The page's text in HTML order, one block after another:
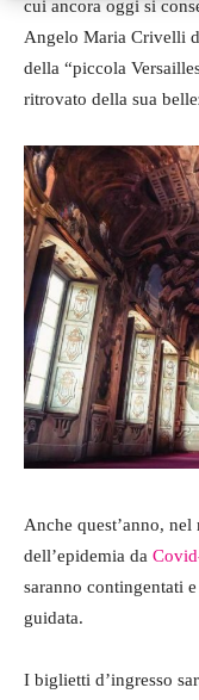
cui ancora oggi si
Angelo Maria Crivelli
della “piccola
ritrovato della sua
Anche quest’anno,
dell’epidemia da
saranno contingentati
guidata.
I biglietti d’ingresso